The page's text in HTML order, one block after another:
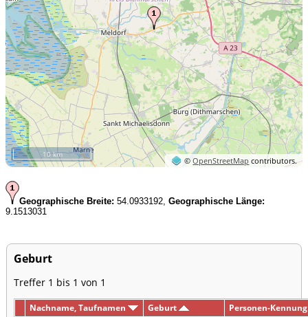
©OpenStreetMap contributors.
10 km
Geographische Breite: 54.0933192, Geographische Länge:
9.1513031
Geburt
Treffer 1 bis 1 von 1
Nachname, Taufnamen Geburt Personen-Kennung